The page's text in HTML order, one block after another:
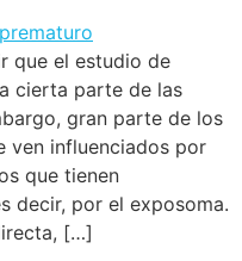
que el estudio de
cierta parte de las
gran parte de los
ven influenciados por
que tienen
decir, por el exposoma.
[…]